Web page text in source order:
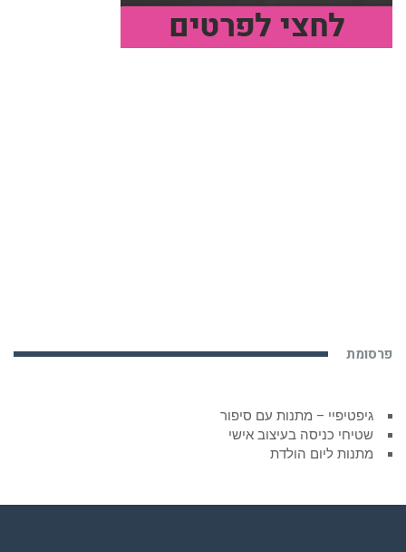
פרסומת
גיפטיפיי – מתנות עם סיפור
שטיחי כניסה בעיצוב אישי
מתנות ליום הולדת